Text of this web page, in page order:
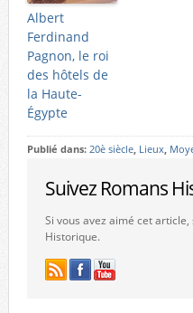
Albert
Ferdinand
Pagnon, le roi
des hôtels de
la Haute-
Égypte
Publié dans: 20è siècle, Lieux,
Suivez Romans
Si vous avez aimé cet
Historique.